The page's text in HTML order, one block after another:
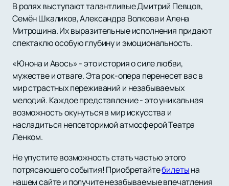
В ролях выступают талантливые Дмитрий Певцов,
Семён Шкаликов, Александра Волкова и Алена
Митрошина. Их выразительные исполнения придают
спектаклю особую глубину и эмоциональность.
«Юнона и Авось» - это история о силе любви,
мужестве и отваге. Эта рок-опера перенесет вас в
мир страстных переживаний и незабываемых
мелодий. Каждое представление - это уникальная
возможность окунуться в мир искусства и
насладиться неповторимой атмосферой Театра
Ленком.
Не упустите возможность стать частью этого
потрясающего события! Приобретайтебилетына
нашем сайте и получите незабываемые впечатления